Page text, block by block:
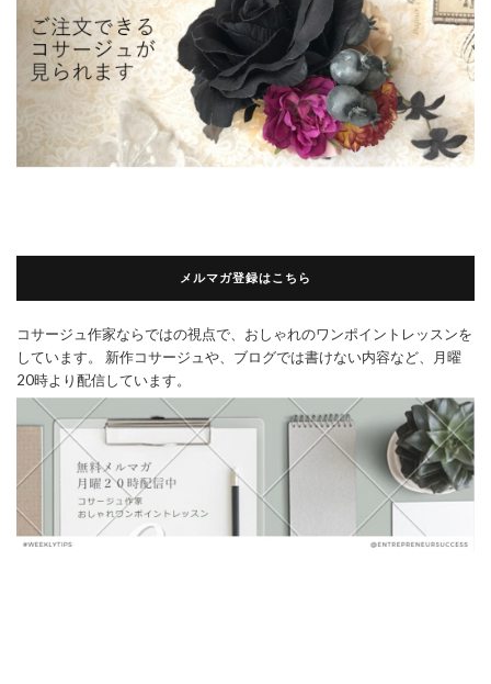
メルマガ登録はこちら
コサージュ作家ならではの視点で、おしゃれのワンポイントレッスンを
しています。 新作コサージュや、ブログでは書けない内容など、月曜
20時より配信しています。